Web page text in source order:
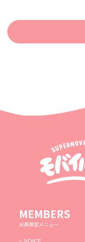
MEMBERS
会員限定メニュー